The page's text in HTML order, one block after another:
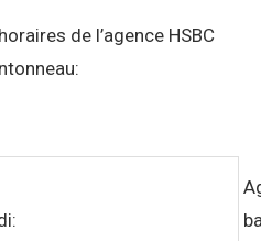
de l’agence HSBC